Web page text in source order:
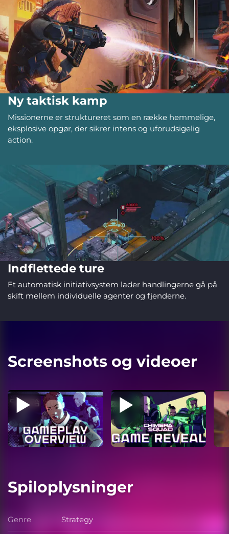
Ny taktisk kamp
Missionerne er struktureret som en række hemmelige,
eksplosive opgør, der sikrer intens og uforudsigelig
action.
Indflettede ture
Et automatisk initiativsystem lader handlingerne gå på
skift mellem individuelle agenter og fjenderne.
Screenshots og videoer
Spiloplysninger
Genre Genre
Strategy